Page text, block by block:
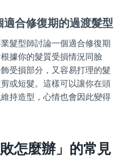
合修復期的過渡髮型
髮型師討論一個適合修復期
據你的髮質受損情況同臉
受損部分，又容易打理的髮
或短髮。這樣可以讓你在頭
持造型，心情也會因此變得
怎麼辦」的常見